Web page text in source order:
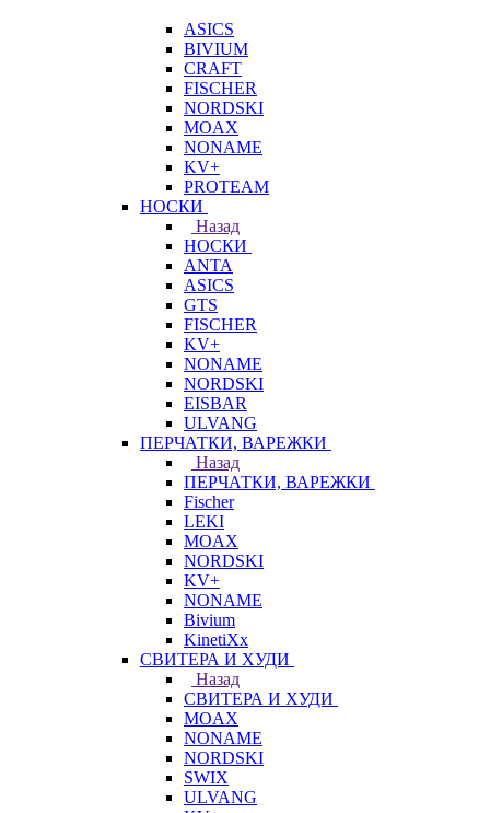
ASICS
BIVIUM
CRAFT
FISCHER
NORDSKI
MOAX
NONAME
KV+
PROTEAM
НОСКИ
Назад
НОСКИ
ANTA
ASICS
GTS
FISCHER
KV+
NONAME
NORDSKI
EISBAR
ULVANG
ПЕРЧАТКИ, ВАРЕЖКИ
Назад
ПЕРЧАТКИ, ВАРЕЖКИ
Fischer
LEKI
MOAX
NORDSKI
KV+
NONAME
Bivium
KinetiXx
СВИТЕРА И ХУДИ
Назад
СВИТЕРА И ХУДИ
MOAX
NONAME
NORDSKI
SWIX
ULVANG